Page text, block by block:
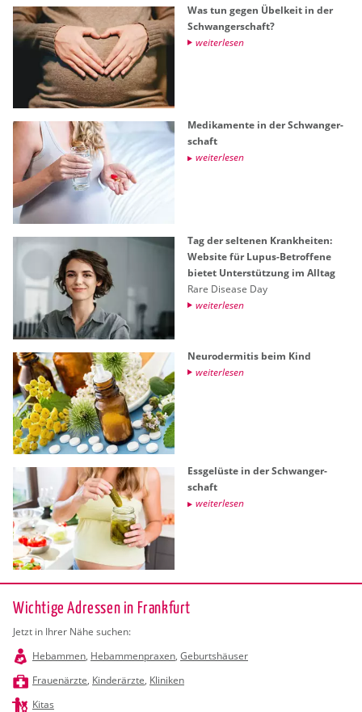
Was tun gegen Übel­keit in der
Schwan­ger­schaft?
wei­ter­le­sen
Me­di­ka­men­te in der Schwan­ger­
schaft
wei­ter­le­sen
Tag der sel­te­nen Krank­hei­ten:
Web­site für Lupus-Be­trof­fe­ne
bie­tet Un­ter­stüt­zung im All­tag
Rare Di­sea­se Day
wei­ter­le­sen
Neu­ro­der­mi­tis beim Kind
wei­ter­le­sen
Ess­ge­lüs­te in der Schwan­ger­
schaft
wei­ter­le­sen
Wichtige Adressen in Frankfurt
Jetzt in Ihrer Nähe suchen:
Hebammen, Hebammenpraxen, Geburtshäuser
Frauenärzte, Kinderärzte, Kliniken
Kitas